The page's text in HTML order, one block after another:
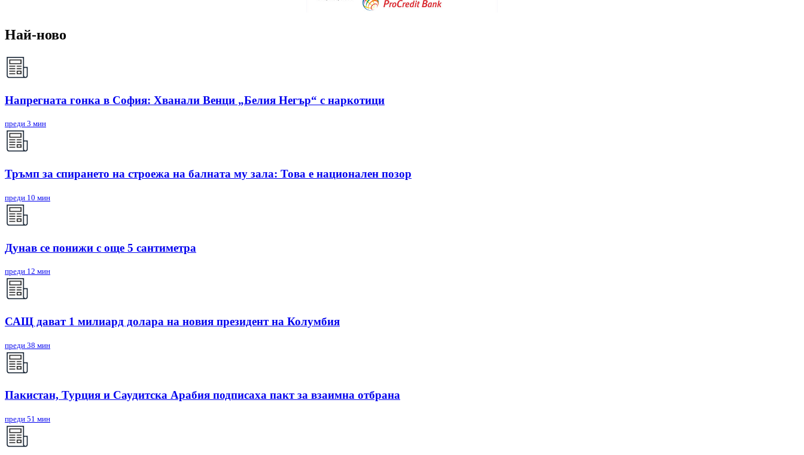
Най-ново
Напрегната гонка в София: Хванали Венци „Белия Негър“ с наркотици
преди 3 мин
Тръмп за спирането на строежа на балната му зала: Това е национален позор
преди 10 мин
Дунав се понижи с още 5 сантиметра
преди 12 мин
САЩ дават 1 милиард долара на новия президент на Колумбия
преди 38 мин
Пакистан, Турция и Саудитска Арабия подписаха пакт за взаимна отбрана
преди 51 мин